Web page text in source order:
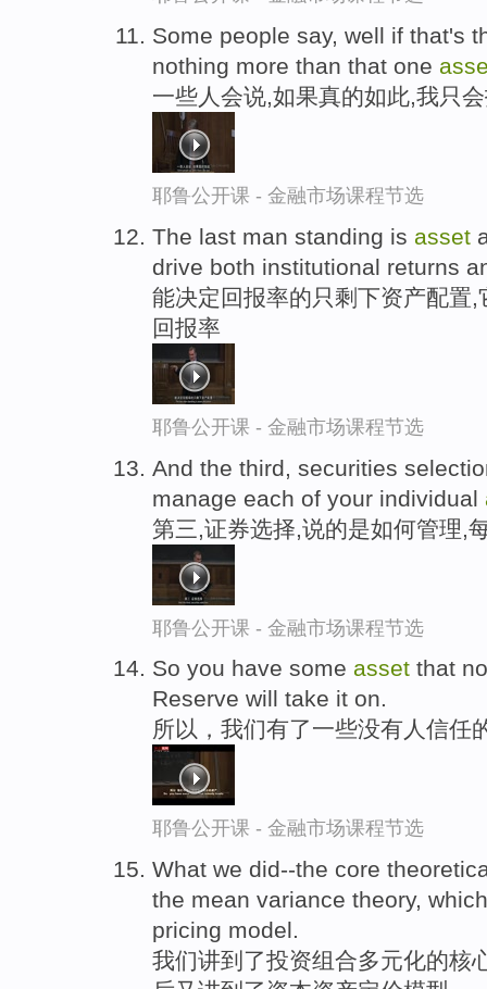
Some people say, well if that's
nothing more than that one
一些人会说,如果真的如此,我只
耶鲁公开课 - 金融市场课程节选
The last man standing is asset
drive both institutional returns
能决定回报率的只剩下资产配置
回报率
耶鲁公开课 - 金融市场课程节选
And the third, securities
manage each of your individual
第三,证券选择,说的是如何管理,
耶鲁公开课 - 金融市场课程节选
So you have some asset that
Reserve will take it on.
所以，我们有了一些没有人信任
耶鲁公开课 - 金融市场课程节选
What we did--the core
the mean variance theory,
pricing model.
我们讲到了投资组合多元化的核